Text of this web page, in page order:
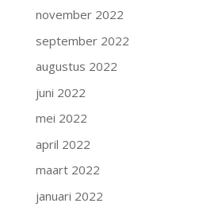
november 2022
september 2022
augustus 2022
juni 2022
mei 2022
april 2022
maart 2022
januari 2022